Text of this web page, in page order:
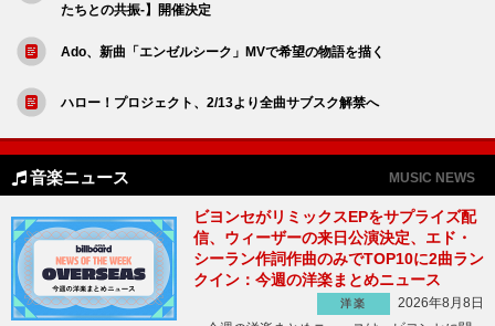
たちとの共振-】開催決定
Ado、新曲「エンゼルシーク」MVで希望の物語を描く
ハロー！プロジェクト、2/13より全曲サブスク解禁へ
音楽ニュース MUSIC NEWS
ビヨンセがリミックスEPをサプライズ配
信、ウィーザーの来日公演決定、エド・
シーラン作詞作曲のみでTOP10に2曲ラン
クイン：今週の洋楽まとめニュース
洋楽
2026年8月8日